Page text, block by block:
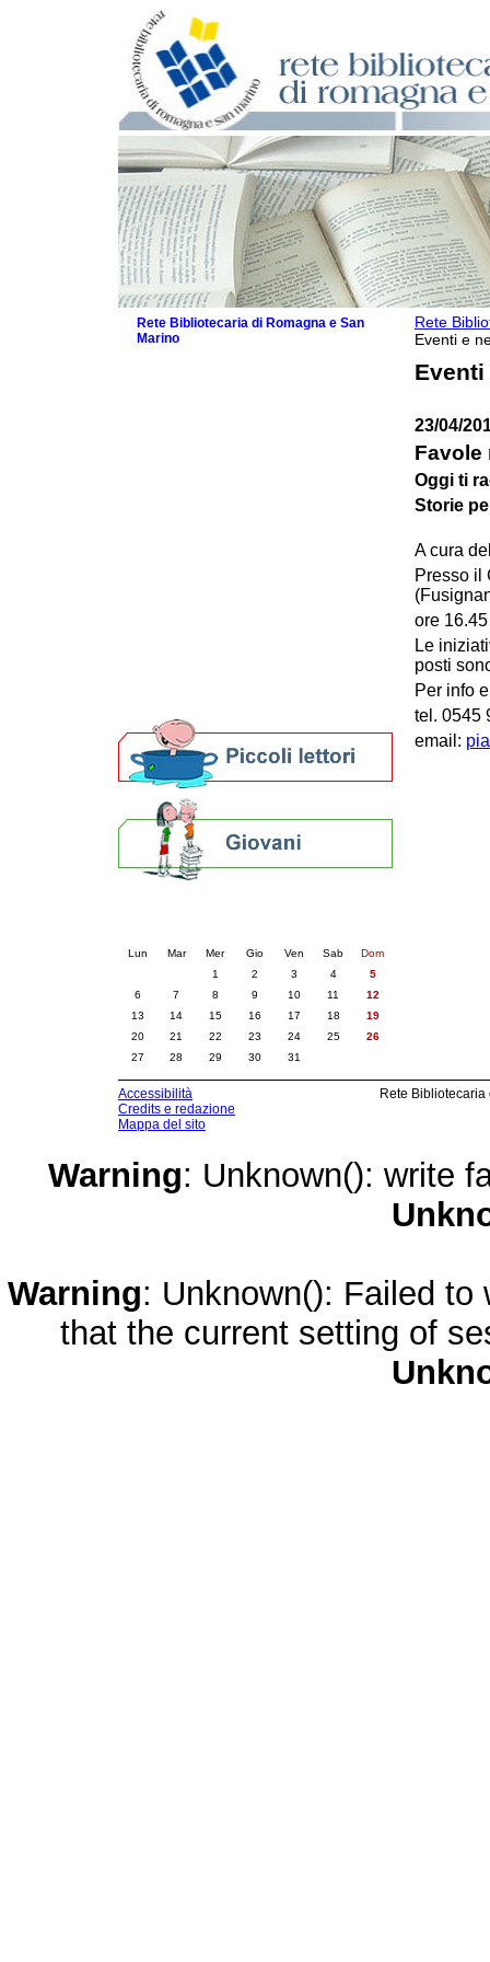
Rete
Eventi e
Eventi
23/04/
Favole
Oggi ti
Storie
A cura
Presso il
ore 16.45
Le
posti
Per info
tel. 0545
email:
Rete Bibliotecaria di Romagna e San
Marino
Lun Mar Mer Gio Ven Sab
Dom
1
2 3 4
5
6
7 8 9 10 11
12
13
14 15 16 17 18
19
20
21 22 23 24 25
26
27
28 29 30 31
Accessibilità
Credits e redazione
Mappa del sito
Rete
Warning: Unknown(): write
Warning: Unknown(): Failed
that the current setting of